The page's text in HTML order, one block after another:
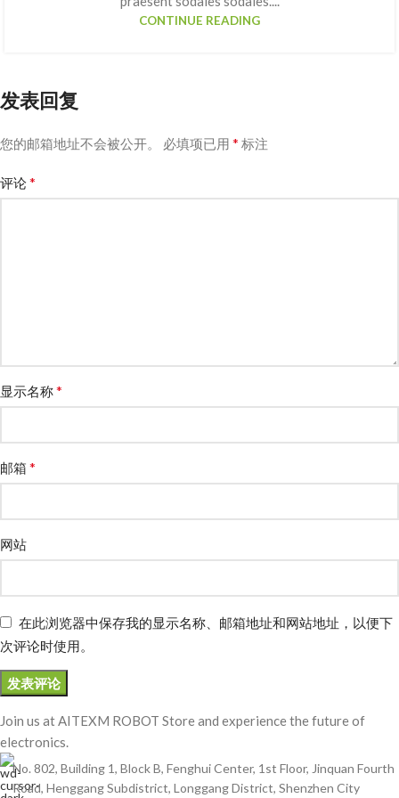
CONTINUE READING
发表回复
您的邮箱地址不会被公开。 必填项已用 * 标注
评论*
显示名称*
邮箱 *
网站
在此浏览器中保存我的显示名称、邮箱地址和网站地址，以便下
次评论时使用。
Join us at AITEXM ROBOT Store and experience the future of
electronics.
No. 802, Building 1, Block B, Fenghui Center, 1st Floor, Jinquan Fourth
Road, Henggang Subdistrict, Longgang District, Shenzhen City